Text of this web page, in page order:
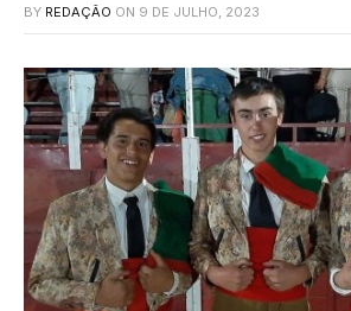
BY REDAÇÃO ON 9 DE JULHO, 2023